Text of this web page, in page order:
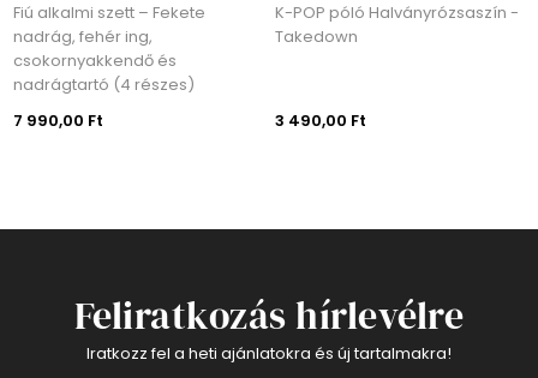
K-POP póló Halványrózsaszín -
Takedown
3 490,00 Ft
K-POP póló Lila - Takedown
3 490,00 Ft
Feliratkozás hírlevélre
Iratkozz fel a heti ajánlatokra és új tartalmakra!